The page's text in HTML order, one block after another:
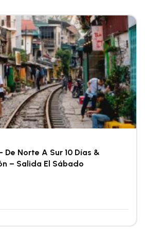
Norte A Sur 10 Días &
– Salida El Sábado